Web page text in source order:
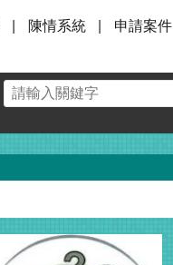
陳情系統 申請案件